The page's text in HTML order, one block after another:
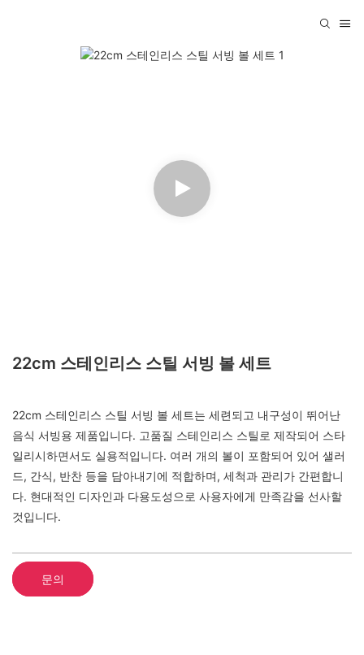
22cm 스테인리스 스틸 서빙 볼 세트
22cm 스테인리스 스틸 서빙 볼 세트는 세련되고 내구성이 뛰어난
음식 서빙용 제품입니다. 고품질 스테인리스 스틸로 제작되어 스타
일리시하면서도 실용적입니다. 여러 개의 볼이 포함되어 있어 샐러
드, 간식, 반찬 등을 담아내기에 적합하며, 세척과 관리가 간편합니
다. 현대적인 디자인과 다용도성으로 사용자에게 만족감을 선사할
것입니다.
문의